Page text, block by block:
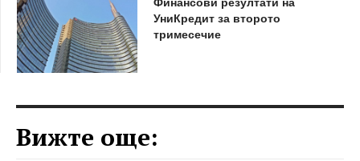
УниКредит за второто
тримесечие
Вижте още: